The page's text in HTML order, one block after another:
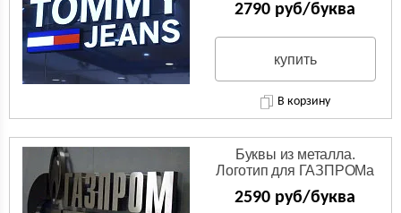
2790 руб/буква
купить
В корзину
Буквы из металла.
Логотип для ГАЗПРОМа
из нержавейки.
2590 руб/буква